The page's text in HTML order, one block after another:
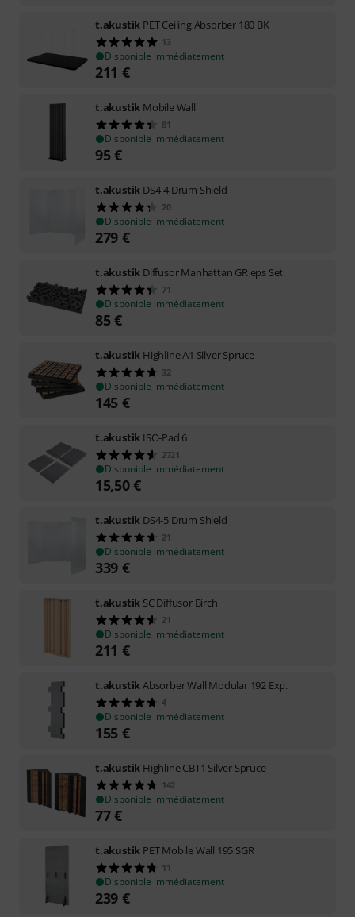
t.akustik PET Ceiling Absorber 180 BK
13
Disponible immédiatement
211 €
t.akustik Mobile Wall
81
Disponible immédiatement
95€
t.akustik DS4-4 Drum Shield
20
Disponible immédiatement
279 €
t.akustik Diffusor Manhattan GR eps Set
71
Disponible immédiatement
85€
t.akustik Highline A1 Silver Spruce
32
Disponible immédiatement
145 €
t.akustik ISO-Pad 6
2721
Disponible immédiatement
15,50€
t.akustik DS4-5 Drum Shield
21
Disponible immédiatement
339 €
t.akustik SC Diffusor Birch
21
Disponible immédiatement
211 €
t.akustikAbsorber Wall Modular 192 Exp.
4
Disponible immédiatement
155 €
t.akustik Highline CBT1 Silver Spruce
142
Disponible immédiatement
77€
t.akustik PET Mobile Wall 195 SGR
11
Disponible immédiatement
239 €